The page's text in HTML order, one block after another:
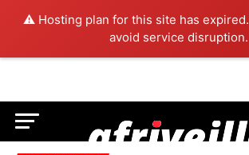
⚠️ Hosting plan for this site has expired.
avoid service disruption.